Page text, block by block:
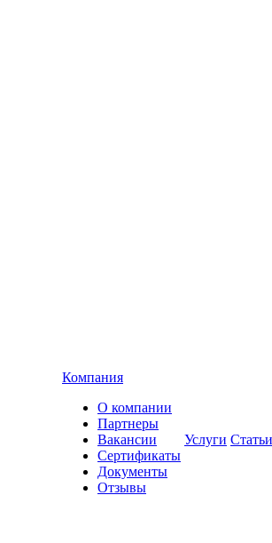
Компания
О компании
Партнеры
Вакансии
Сертификаты
Документы
Отзывы
Услуги Статьи